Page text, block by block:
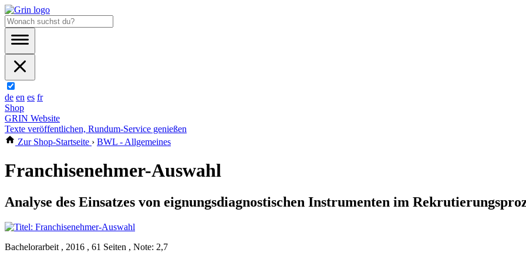
de en es fr
Shop
GRIN Website
Texte veröffentlichen, Rundum-Service genießen
Zur Shop-Startseite › BWL - Allgemeines
Franchisenehmer-Auswahl
Analyse des Einsatzes von eignungsdiagnostischen Instrumenten im
Bachelorarbeit , 2016 , 61 Seiten , Note: 2,7